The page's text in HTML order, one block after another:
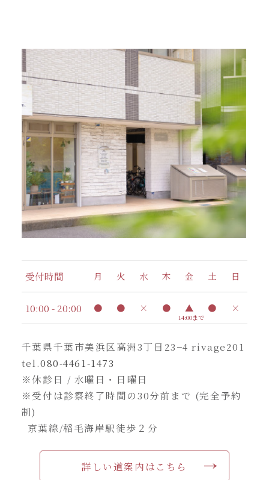
受付時間 月 火 水 木 金 土 日
10:00 - 20:00 ● ● × ● ▲
14:00まで
● ×
千葉県千葉市美浜区高洲3丁目23−4 rivage201
tel.080-4461-1473
※休診日 / 水曜日・日曜日
※受付は診察終了時間の30分前まで (完全予約
制)
京葉線/稲毛海岸駅徒歩２分
詳しい道案内はこちら